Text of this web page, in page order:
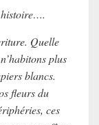
histoire….
Quelle
plus
blancs.
fleurs du
ces